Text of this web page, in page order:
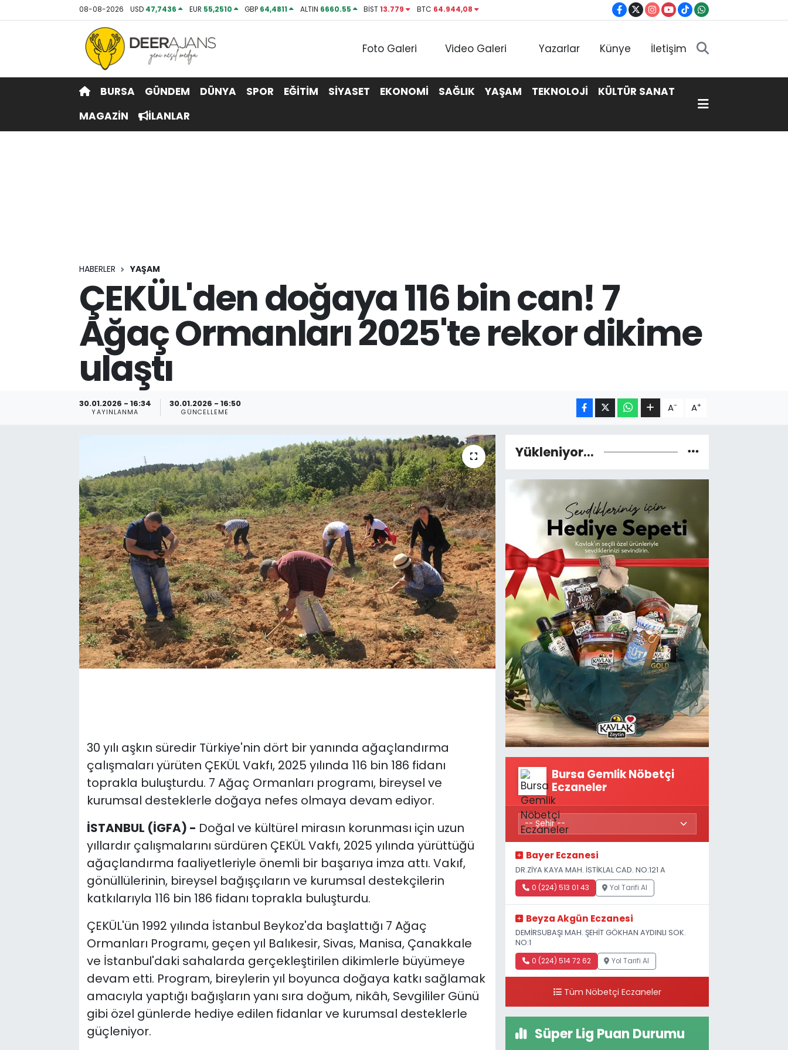
08-08-2026 USD 47,7436 EUR 55,2510 GBP 64,4811 ALTIN 6660.55 BİST13.779 BTC 64.944,08
Foto Galeri Video Galeri Yazarlar Künye İletişim
BURSA GÜNDEM DÜNYA SPOR EĞİTİM SİYASET EKONOMİ SAĞLIK YAŞAM TEKNOLOJİ
KÜLTÜR SANAT
MAGAZİN
İLANLAR
HABERLER YAŞAM
ÇEKÜL'den doğaya 116 bin can! 7
Ağaç Ormanları 2025'te rekor dikime
ulaştı
30.01.2026 - 16:34
YAYINLANMA
30.01.2026 - 16:50
GÜNCELLEME A- A+
30 yılı aşkın süredir Türkiye'nin dört bir yanında ağaçlandırma
çalışmaları yürüten ÇEKÜL Vakfı, 2025 yılında 116 bin 186 fidanı
toprakla buluşturdu. 7 Ağaç Ormanları programı, bireysel ve
kurumsal desteklerle doğaya nefes olmaya devam ediyor.
İSTANBUL (İGFA) - Doğal ve kültürel mirasın korunması için uzun
yıllardır çalışmalarını sürdüren ÇEKÜL Vakfı, 2025 yılında yürüttüğü
ağaçlandırma faaliyetleriyle önemli bir başarıya imza attı. Vakıf,
gönüllülerinin, bireysel bağışçıların ve kurumsal destekçilerin
katkılarıyla 116 bin 186 fidanı toprakla buluşturdu.
ÇEKÜL'ün 1992 yılında İstanbul Beykoz'da başlattığı 7 Ağaç
Ormanları Programı, geçen yıl Balıkesir, Sivas, Manisa, Çanakkale
ve İstanbul'daki sahalarda gerçekleştirilen dikimlerle büyümeye
devam etti. Program, bireylerin yıl boyunca doğaya katkı sağlamak
amacıyla yaptığı bağışların yanı sıra doğum, nikâh, Sevgililer Günü
gibi özel günlerde hediye edilen fidanlar ve kurumsal desteklerle
güçleniyor.
Yükleniyor...
Bursa Gemlik Nöbetçi
Eczaneler
Bayer Eczanesi
DR.ZİYA KAYA MAH. İSTİKLAL CAD. NO:121 A
0 (224) 513 01 43 Yol Tarifi Al
Beyza Akgün Eczanesi
DEMİRSUBAŞI MAH. ŞEHİT GÖKHAN AYDINLI SOK.
NO:1
0 (224) 514 72 62 Yol Tarifi Al
Tüm Nöbetçi Eczaneler
Süper Lig Puan Durumu
Hava Durumu
Trafik Durumu
Tüm Manşetler